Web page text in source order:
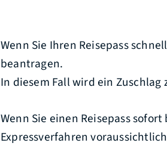
Wenn Sie Ihren Reisepass
beantragen.
In diesem Fall wird ein Zuschlag
Wenn Sie einen Reisepass
Expressverfahren